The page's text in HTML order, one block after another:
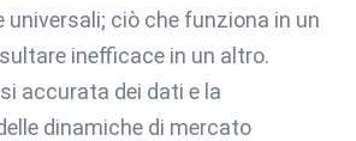
ciò che funziona in un
inefficace in un altro.
accurata dei dati e la
dinamiche di mercato